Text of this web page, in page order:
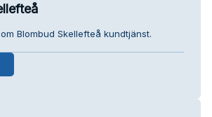
Blombud Skellefteå kundtjänst.